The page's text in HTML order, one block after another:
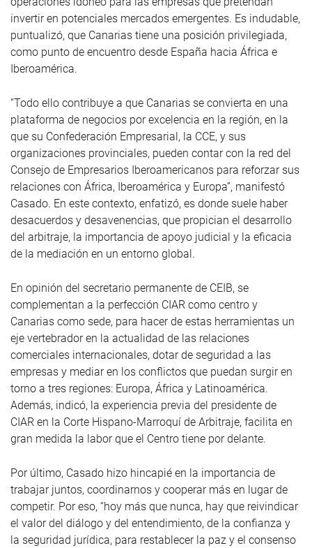
invertir en potenciales mercados emergentes. Es indudable,
puntualizó, que Canarias tiene una posición privilegiada,
como punto de encuentro desde España hacia África e
Iberoamérica.
“Todo ello contribuye a que Canarias se convierta en una
plataforma de negocios por excelencia en la región, en la
que su Confederación Empresarial, la CCE, y sus
organizaciones provinciales, pueden contar con la red del
Consejo de Empresarios Iberoamericanos para reforzar sus
relaciones con África, Iberoamérica y Europa”, manifestó
Casado. En este contexto, enfatizó, es donde suele haber
desacuerdos y desavenencias, que propician el desarrollo
del arbitraje, la importancia de apoyo judicial y la eficacia
de la mediación en un entorno global.
En opinión del secretario permanente de CEIB, se
complementan a la perfección CIAR como centro y
Canarias como sede, para hacer de estas herramientas un
eje vertebrador en la actualidad de las relaciones
comerciales internacionales, dotar de seguridad a las
empresas y mediar en los conflictos que puedan surgir en
torno a tres regiones: Europa, África y Latinoamérica.
Además, indicó, la experiencia previa del presidente de
CIAR en la Corte Hispano-Marroquí de Arbitraje, facilita en
gran medida la labor que el Centro tiene por delante.
Por último, Casado hizo hincapié en la importancia de
trabajar juntos, coordinarnos y cooperar más en lugar de
competir. Por eso, “hoy más que nunca, hay que reivindicar
el valor del diálogo y del entendimiento, de la confianza y
la seguridad jurídica, para restablecer la paz y el consenso